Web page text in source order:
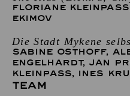
FLORIANE KLEINPASS
EKIMOV
Die Stadt Mykene
SABINE OSTHOFF,
ENGELHARDT, JAN
KLEINPASS
, INES
TEAM